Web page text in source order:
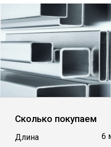
Уголок
Швеллер
Квадрат
Полоса
Сколько покупаем
Длина 6